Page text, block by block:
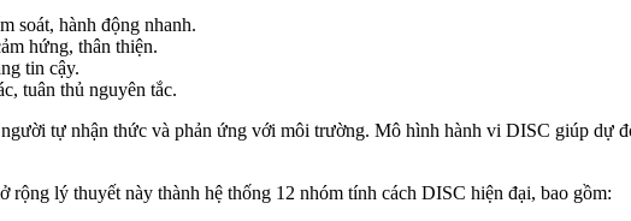
soát, hành động nhanh.
hứng, thân thiện.
tin cậy.
tuân thủ nguyên tắc.
tự nhận thức và phản ứng với môi trường. Mô hình hành vi DISC giúp dự
rộng lý thuyết này thành hệ thống 12 nhóm tính cách DISC hiện đại, bao gồm: